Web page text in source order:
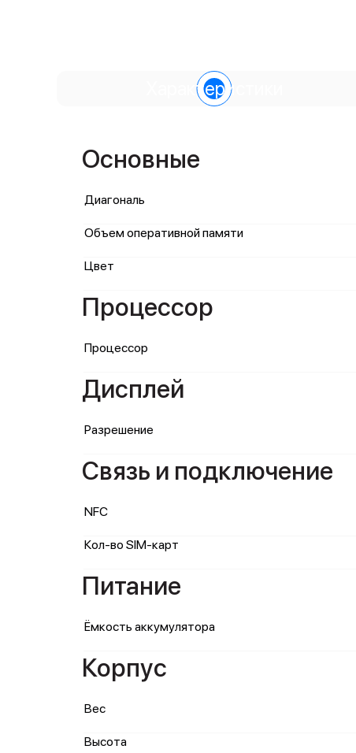
Характеристики
Основные
Диагональ
Объем оперативной памяти
Цвет
Процессор
Процессор
Дисплей
Разрешение
Связь и подключение
NFC
Кол-во SIM-карт
Питание
Ёмкость аккумулятора
Корпус
Вес
Высота